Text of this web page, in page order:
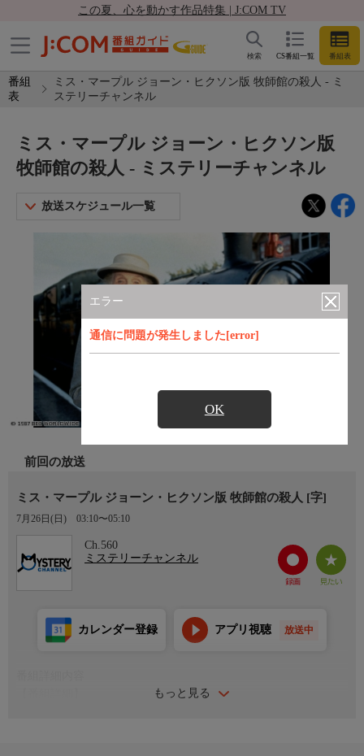
この夏、心を動かす作品特集 | J:COM TV
CS番組一覧 番組表
検索
番組
表
ミス・マープル ジョーン・ヒクソン版 牧師館の殺人 - ミ
ステリーチャンネル
エラー
通信に問題が発生しました[error]
OK
ミス・マープル ジョーン・ヒクソン版
牧師館の殺人 - ミステリーチャンネル
放送スケジュール一覧
前回の放送
ミス・マープル ジョーン・ヒクソン版 牧師館の殺人 [字]
7月26日(日) 03:10〜05:10
Ch.560
ミステリーチャンネル
もっと見る
カレンダー登録 アプリ視聴 放送中